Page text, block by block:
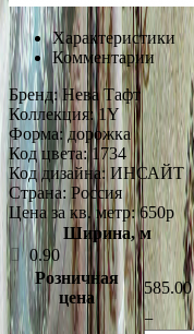
Характеристики
Комментарии
Бренд:Нева Тафт
Коллекция:1Y
Форма:дорожка
Код цвета:1734
Код дизайна: ИНСАЙТ
Страна: Россия
Цена за кв. метр: 650p
Ширина, м
0.90
Розничная
цена
585.00
−